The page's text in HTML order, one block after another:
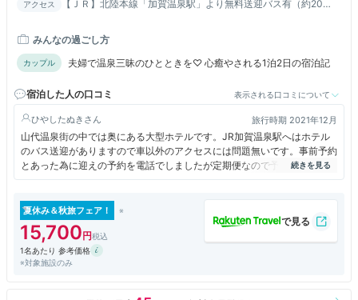
アクセス
【ＪＲ】北陸本線「加賀温泉駅」より無料送迎バス有（約20
り約20分
みんなの過ごし方
カップル 夫婦で温泉三昧のひとときを♡ 心癒やされる1泊2日の宿泊記
宿泊した人の口コミ 表示される口コミについて
ひやしたぬき 旅行時期 2021年12月
山代温泉街の中では奥にある大型ホテルです。JR加賀温泉駅へはホテル
のバス送迎がありますので車以外のアクセスには問題無いです。事前予約
とあった為に迎えの予約を電話でしましたが定期便なので予約無しでも大
丈夫と案内されましたが、実際は要予約ですので惑わされないように。
っかりとおもてなしされ日本旅館の良さもありました。
夕食はテーブル式の個室タイプで家族気兼ねなく、質、量共に料金に見合
った内容で満足します。ここでも担当者の接客の対応も良くゆっくりとし
た時間が過ごせました。ホテルのアトラクション一向一揆太鼓のショーも
迫力がありご当地らしさが感じられて楽しかったので時間が合えば見学を
夏休み＆秋旅フェア！
15,700
1名あたり 参考価格
※対象施設のみ